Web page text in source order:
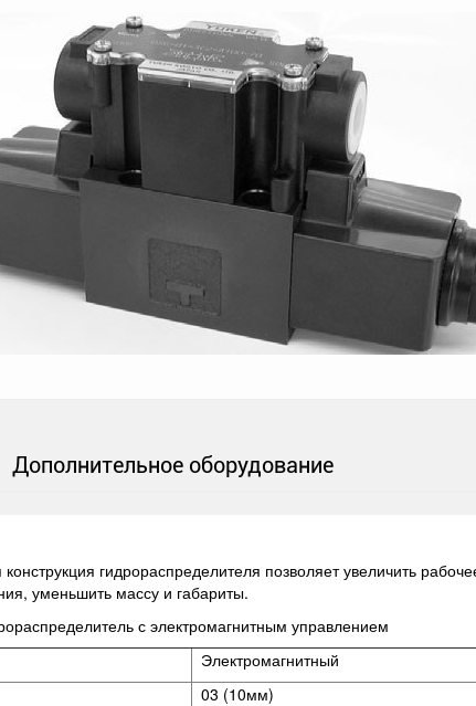
Дополнительное оборудование
гидрораспределителя позволяет увеличить
уменьшить массу и габариты.
с электромагнитным управлением
Электромагнитный
03 (10мм)